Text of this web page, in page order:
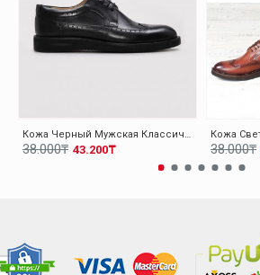
Кожа Черный Мужская Классическая Обувь 095MA4051-1
43.200₸
38.000₸ 38.000₸